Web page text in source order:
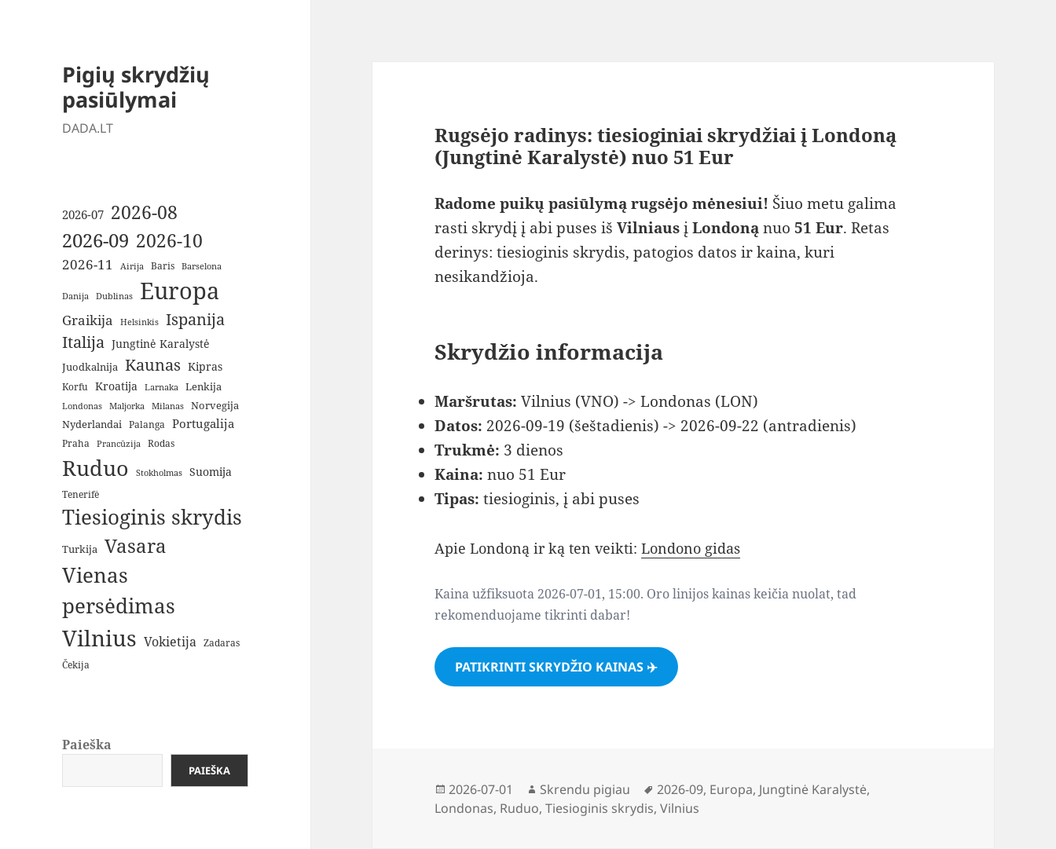
Pigių skrydžių
pasiūlymai
DADA.LT
2026-07 2026-08
2026-09 2026-10
2026-11 Airija Baris Barselona
Danija Dublinas Europa
Graikija Helsinkis
Ispanija
Italija Jungtinė Karalystė
Juodkalnija Kaunas Kipras
Korfu Kroatija Larnaka Lenkija
Londonas Maljorka Milanas
Norvegija
Nyderlandai Palanga Portugalija
Praha Prancūzija Rodas
Ruduo Stokholmas Suomija
Tenerifė
Tiesioginis skrydis
Turkija Vasara
Vienas
persėdimas
Vilnius Vokietija Zadaras
Čekija
Paieška
PAIEŠKA
Rugsėjo radinys: tiesioginiai skrydžiai į Londoną
(Jungtinė Karalystė) nuo 51 Eur
Radome puikų pasiūlymą rugsėjo mėnesiui! Šiuo metu galima
rasti skrydį į abi puses išVilniausįLondonąnuo51 Eur. Retas
derinys: tiesioginis skrydis, patogios datos ir kaina, kuri
nesikandžioja.
Skrydžio informacija
Maršrutas: Vilnius (VNO) -> Londonas (LON)
Datos: 2026-09-19 (šeštadienis) -> 2026-09-22 (antradienis)
Trukmė: 3 dienos
Kaina: nuo 51 Eur
Tipas: tiesioginis, į abi puses
Apie Londoną ir ką ten veikti:Londono gidas
Kaina užfiksuota 2026-07-01, 15:00. Oro linijos kainas keičia nuolat, tad
rekomenduojame tikrinti dabar!
PATIKRINTI SKRYDŽIO KAINAS ✈️
Paskelbta
2026-07-01 Autorius
Skrendu pigiau Žymos
2026-09, Europa, Jungtinė Karalystė,
Londonas, Ruduo,Tiesioginis skrydis,Vilnius